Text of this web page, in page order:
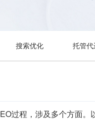
搜索优化 托管
过程，涉及多个方面。